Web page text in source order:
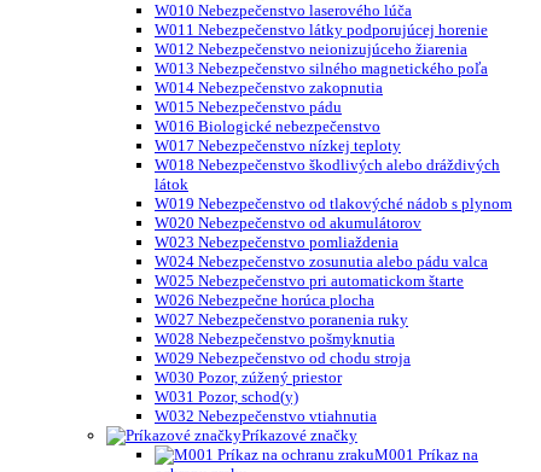
W010 Nebezpečenstvo laserového lúča
W011 Nebezpečenstvo látky podporujúcej horenie
W012 Nebezpečenstvo neionizujúceho žiarenia
W013 Nebezpečenstvo silného magnetického poľa
W014 Nebezpečenstvo zakopnutia
W015 Nebezpečenstvo pádu
W016 Biologické nebezpečenstvo
W017 Nebezpečenstvo nízkej teploty
W018 Nebezpečenstvo škodlivých alebo dráždivých
látok
W019 Nebezpečenstvo od tlakovýché nádob s plynom
W020 Nebezpečenstvo od akumulátorov
W023 Nebezpečenstvo pomliaždenia
W024 Nebezpečenstvo zosunutia alebo pádu valca
W025 Nebezpečenstvo pri automatickom štarte
W026 Nebezpečne horúca plocha
W027 Nebezpečenstvo poranenia ruky
W028 Nebezpečenstvo pošmyknutia
W029 Nebezpečenstvo od chodu stroja
W030 Pozor, zúžený priestor
W031 Pozor, schod(y)
W032 Nebezpečenstvo vtiahnutia
Príkazové značky
M001 Príkaz na